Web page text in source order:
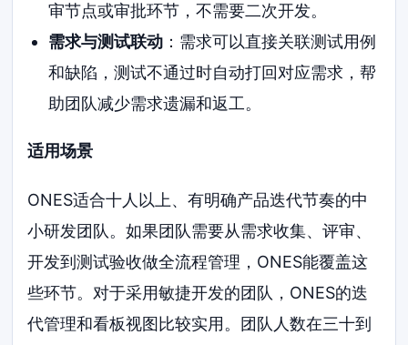
审节点或审批环节，不需要二次开发。
需求与测试联动：需求可以直接关联测试用例
和缺陷，测试不通过时自动打回对应需求，帮
助团队减少需求遗漏和返工。
适用场景
ONES适合十人以上、有明确产品迭代节奏的中
小研发团队。如果团队需要从需求收集、评审、
开发到测试验收做全流程管理，ONES能覆盖这
些环节。对于采用敏捷开发的团队，ONES的迭
代管理和看板视图比较实用。团队人数在三十到